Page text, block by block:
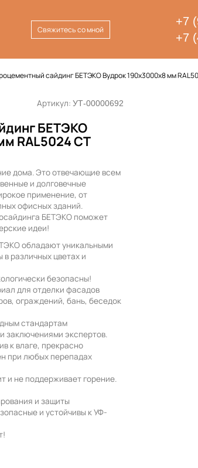
+7
+7
Свяжитесь со мной
сайдинг БЕТЭКО Вудрок 190х3000х8 мм
Артикул: УТ-00000692
БЕТЭКО
RAL5024 СТ
дома. Это отвечающие всем
и долговечные
применение, от
офисных зданий.
БЕТЭКО поможет
идеи!
обладают уникальными
различных цветах и
безопасны!
для отделки фасадов
ограждений, бань, беседок
стандартам
заключениями экспертов.
к влаге, прекрасно
при любых перепадах
и не поддерживает горение.
и защиты
и устойчивы к УФ-